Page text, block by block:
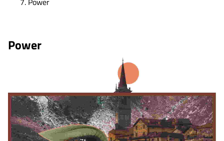
Power